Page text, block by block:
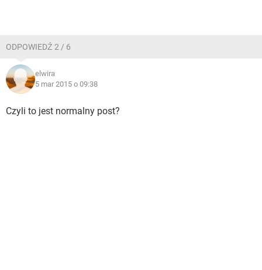
ODPOWIEDŹ 2 / 6
elwira
5 mar 2015 o 09:38
Czyli to jest normalny post?